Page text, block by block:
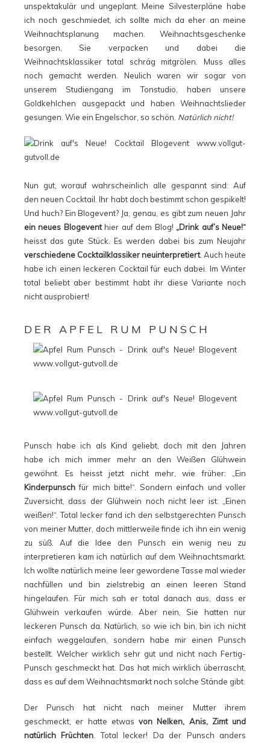
unspektakulär und ungeplant. Meine Silvesterpläne habe
ich noch geschmiedet, ich sollte mich da eher an meine
Weihnachtsplanung machen. Weihnachtsgeschenke
besorgen, Sie verpacken und dabei die
Weihnachtsklassiker total schräg mitgrölen. Muss alles
noch gemacht werden. Neulich waren wir sogar von
unserem Studiengang im Tonstudio, haben unsere
Goldkehlchen ausgepackt und haben Weihnachtslieder
gesungen. Wie ein Engelschor, so schön. Natürlich nicht!
Nun gut, worauf wahrscheinlich alle gespannt sind: Auf
den neuen Cocktail. Ihr habt doch bestimmt schon gespikelt!
Und huch? Ein Blogevent? Ja, genau, es gibt zum neuen Jahr
ein neues Blogeventhier auf dem Blog! „Drink auf’s Neue!“
heisst das gute Stück. Es werden dabei bis zum Neujahr
verschiedene Cocktailklassiker neuinterpretiert. Auch heute
habe ich einen leckeren Cocktail für euch dabei. Im Winter
total beliebt aber bestimmt habt ihr diese Variante noch
nicht ausprobiert!
DER APFEL RUM PUNSCH
Punsch habe ich als Kind geliebt, doch mit den Jahren
habe ich mich immer mehr an den Weißen Glühwein
gewöhnt. Es heisst jetzt nicht mehr, wie früher: „Ein
Kinderpunsch für mich bitte!“. Sondern einfach und voller
Zuversicht, dass der Glühwein noch nicht leer ist: „Einen
weißen!“. Total lecker fand ich den selbstgerechten Punsch
von meiner Mutter, doch mittlerweile finde ich ihn ein wenig
zu süß. Auf die Idee den Punsch ein wenig neu zu
interpretieren kam ich natürlich auf dem Weihnachtsmarkt.
Ich wollte natürlich meine leer gewordene Tasse mal wieder
nachfüllen und bin zielstrebig an einen leeren Stand
hingelaufen. Für mich sah er total danach aus, dass er
Glühwein verkaufen würde. Aber nein, Sie hatten nur
leckeren Punsch da. Natürlich, so wie ich bin, bin ich nicht
einfach weggelaufen, sondern habe mir einen Punsch
bestellt. Welcher wirklich sehr gut und nicht nach Fertig-
Punsch geschmeckt hat. Das hat mich wirklich überrascht,
dass es auf dem Weihnachtsmarkt noch solche Stände gibt.
Der Punsch hat nicht nach meiner Mutter ihrem
geschmeckt, er hatte etwas von Nelken, Anis, Zimt und
natürlich Früchten . Total lecker! Da der Punsch anders